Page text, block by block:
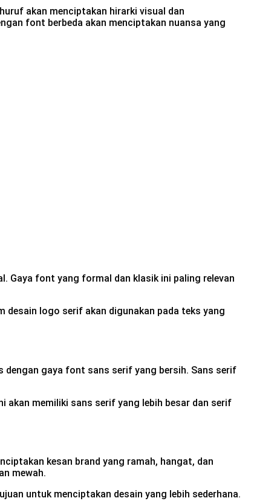
akan menciptakan hirarki visual dan
font berbeda akan menciptakan nuansa yang
Gaya font yang formal dan klasik ini paling relevan
desain logo serif akan digunakan pada teks yang
gaya font sans serif yang bersih. Sans serif
akan memiliki sans serif yang lebih besar dan serif
kesan brand yang ramah, hangat, dan
mewah.
untuk menciptakan desain yang lebih sederhana.